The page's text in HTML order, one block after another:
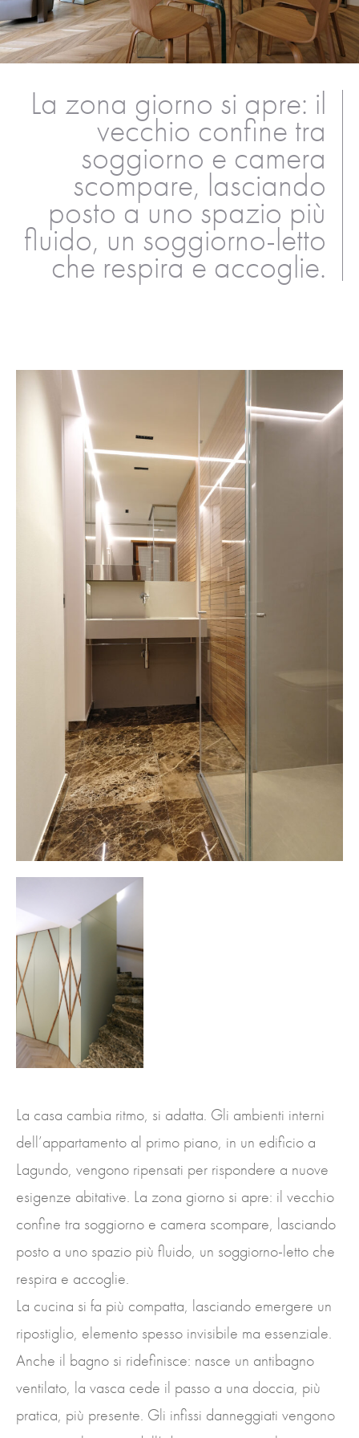
La zona giorno si apre: il
vecchio confine tra
soggiorno e camera
scompare, lasciando
posto a uno spazio più
fluido, un soggiorno-letto
che respira e accoglie.
La casa cambia ritmo, si adatta. Gli ambienti interni
dell’appartamento al primo piano, in un edificio a
Lagundo, vengono ripensati per rispondere a nuove
esigenze abitative. La zona giorno si apre: il vecchio
confine tra soggiorno e camera scompare, lasciando
posto a uno spazio più fluido, un soggiorno-letto che
respira e accoglie.
La cucina si fa più compatta, lasciando emergere un
ripostiglio, elemento spesso invisibile ma essenziale.
Anche il bagno si ridefinisce: nasce un antibagno
ventilato, la vasca cede il passo a una doccia, più
pratica, più presente. Gli infissi danneggiati vengono